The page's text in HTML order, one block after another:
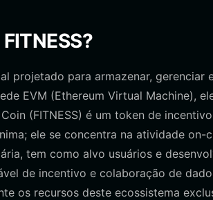
projetado para armazenar,
EVM (Ethereum Virtual Machine),
(FITNESS) é um token de
ele se concentra na atividade
tem como alvo usuários e
de incentivo e colaboração de
os recursos deste ecossistema